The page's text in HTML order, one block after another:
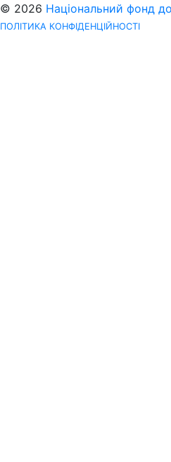
© 2026 Національний фонд
ПОЛІТИКА КОНФІДЕНЦІЙНОСТІ